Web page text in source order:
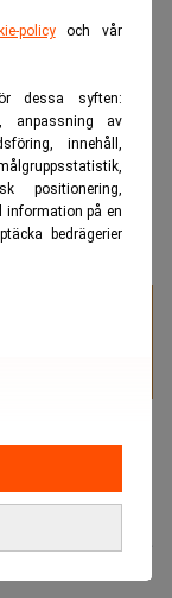
policyoch vår
dessa syften:
anpassning av
innehåll,
positionering,
information på en
bedrägerier
ha tränat AI-
böcker utan
till svenska